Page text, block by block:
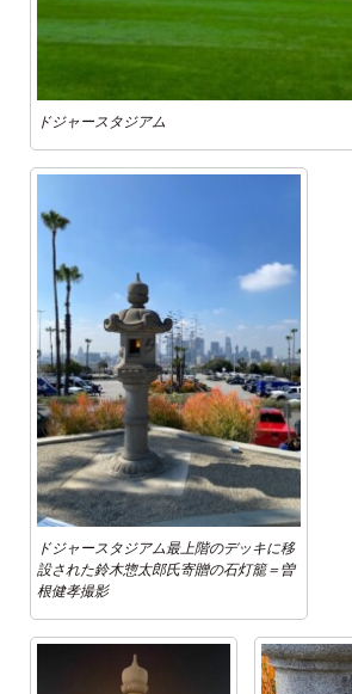
ドジャースタジアム
ドジャースタジアム最上階のデッキに移
設された鈴木惣太郎氏寄贈の石灯籠＝曽
根健孝撮影